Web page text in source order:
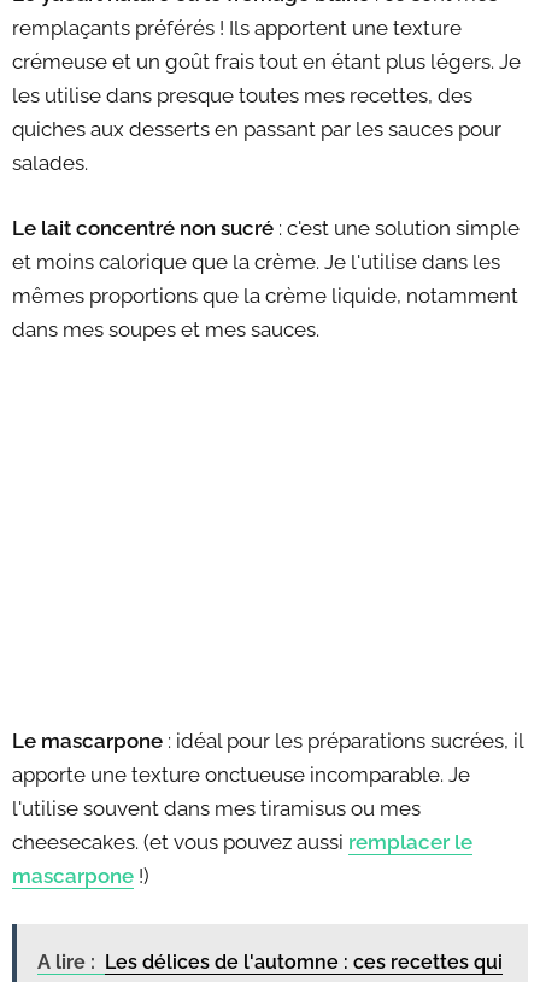
remplaçants préférés ! Ils apportent une texture
crémeuse et un goût frais tout en étant plus légers. Je
les utilise dans presque toutes mes recettes, des
quiches aux desserts en passant par les sauces pour
salades.
Le lait concentré non sucré : c'est une solution simple
et moins calorique que la crème. Je l'utilise dans les
mêmes proportions que la crème liquide, notamment
dans mes soupes et mes sauces.
Le mascarpone : idéal pour les préparations sucrées, il
apporte une texture onctueuse incomparable. Je
l'utilise souvent dans mes tiramisus ou mes
cheesecakes. (et vous pouvez aussi remplacer le
mascarpone !)
A lire : Les délices de l'automne : ces recettes qui